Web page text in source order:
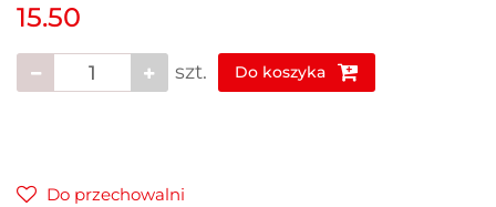
15.50
szt. Do koszyka
Do przechowalni